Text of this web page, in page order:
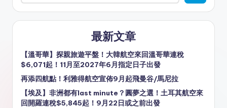
最新文章
【溫哥華】探親旅遊平盤！大韓航空來回溫哥華連稅
$6,071起！11月至2027年6月指定日子出發
再添四航點！利雅得航空宣佈9月起飛曼谷/馬尼拉
【埃及】非洲都有last minute？圓夢之選！土耳其航空來
回開羅連稅$5,845起！9月22日或之前出發